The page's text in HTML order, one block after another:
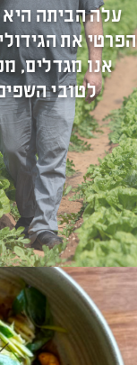
עלה הביתה
הפרטי את
אנו מגדלים,
לטובי